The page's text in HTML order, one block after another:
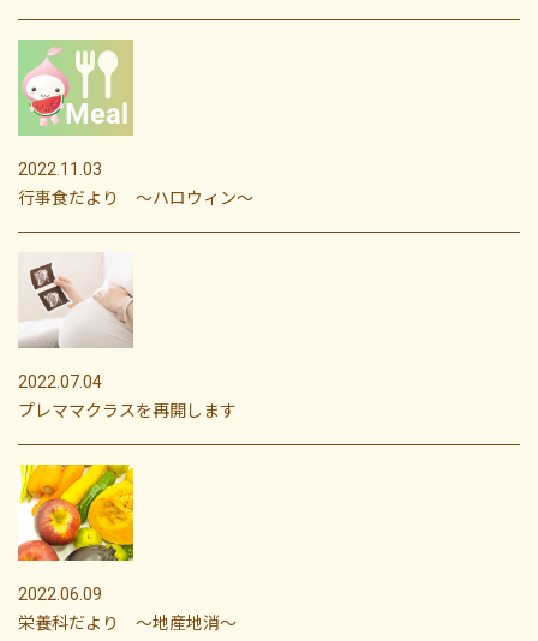
2022.11.03
行事食だより ～ハロウィン～
2022.07.04
プレママクラスを再開します
2022.06.09
栄養科だより ～地産地消～